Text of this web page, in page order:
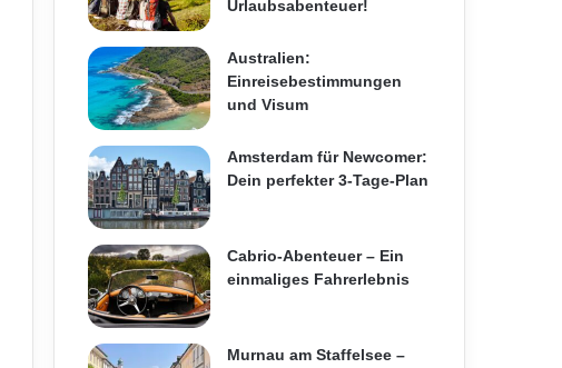
Urlaubsabenteuer!
Australien:
Einreisebestimmungen
und Visum
Amsterdam für Newcomer:
Dein perfekter 3-Tage-Plan
Cabrio-Abenteuer – Ein
einmaliges Fahrerlebnis
Murnau am Staffelsee –